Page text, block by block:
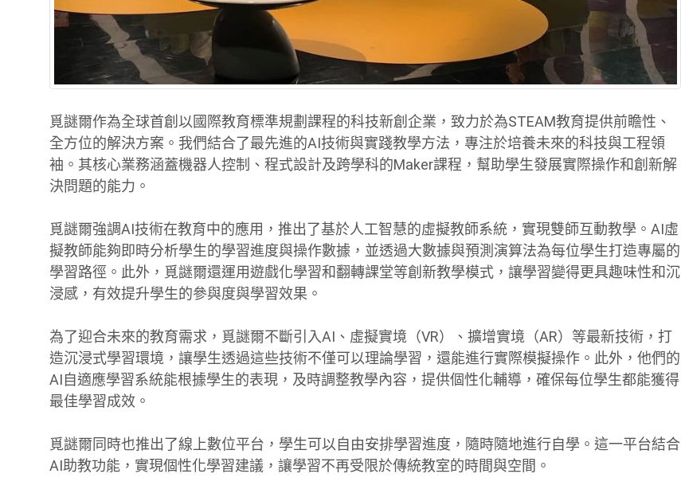
覓謎爾作為全球首創以國際教育標準規劃課程的科技新創企業，致力於為STEAM教育提供前瞻性、
全方位的解決方案。我們結合了最先進的AI技術與實踐教學方法，專注於培養未來的科技與工程領
袖。其核心業務涵蓋機器人控制、程式設計及跨學科的Maker課程，幫助學生發展實際操作和創新解
決問題的能力。
覓謎爾強調AI技術在教育中的應用，推出了基於人工智慧的虛擬教師系統，實現雙師互動教學。AI虛
擬教師能夠即時分析學生的學習進度與操作數據，並透過大數據與預測演算法為每位學生打造專屬的
學習路徑。此外，覓謎爾還運用遊戲化學習和翻轉課堂等創新教學模式，讓學習變得更具趣味性和沉
浸感，有效提升學生的參與度與學習效果。
為了迎合未來的教育需求，覓謎爾不斷引入AI、虛擬實境（VR）、擴增實境（AR）等最新技術，打
造沉浸式學習環境，讓學生透過這些技術不僅可以理論學習，還能進行實際模擬操作。此外，他們的
AI自適應學習系統能根據學生的表現，及時調整教學內容，提供個性化輔導，確保每位學生都能獲得
最佳學習成效。
覓謎爾同時也推出了線上數位平台，學生可以自由安排學習進度，隨時隨地進行自學。這一平台結合
AI助教功能，實現個性化學習建議，讓學習不再受限於傳統教室的時間與空間。